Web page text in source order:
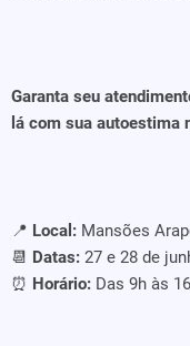
Garanta seu
lá com sua autoestima
📍 Local: Mansões
📆 Datas: 27 e 28 de
⏰ Horário: Das 9h às